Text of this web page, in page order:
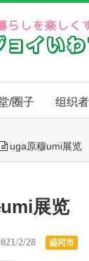
/圈子 组织
uga原穆umi展览
展览
2/28 盛冈市